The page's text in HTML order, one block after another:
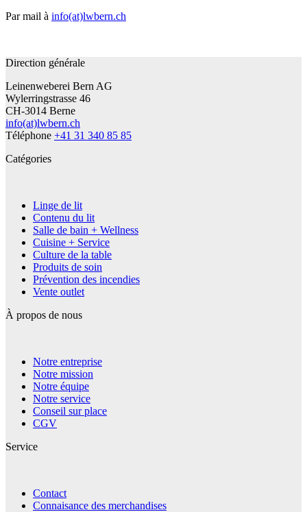
Par mail à info(at)lwbern.ch
Direction générale
Leinenweberei Bern AG
Wylerringstrasse 46
CH-3014 Berne
info(at)lwbern.ch
Téléphone +41 31 340 85 85
Catégories
Linge de lit
Contenu du lit
Salle de bain + Wellness
Cuisine + Service
Culture de la table
Produits de soin
Prévention des incendies
Vente outlet
À propos de nous
Notre entreprise
Notre mission
Notre équipe
Notre service
Conseil sur place
CGV
Service
Contact
Connaisance des merchandises